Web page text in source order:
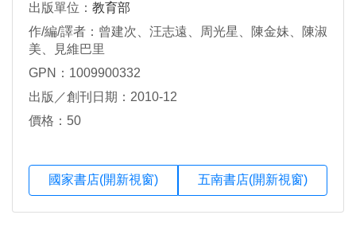
出版單位： 教育部
作/編/譯者：曾建次、汪志遠、周光星、陳金妹、陳淑
美、見維巴里
GPN：1009900332
出版／創刊日期：2010-12
價格：50
國家書店(開新視窗) 五南書店(開新視窗)